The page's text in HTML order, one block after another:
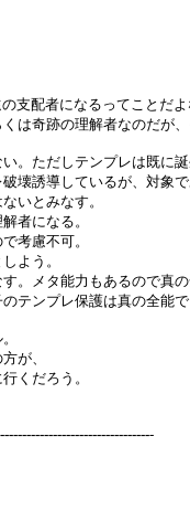
支配者になるってことだよ
は奇跡の理解者なのだが
。ただしテンプレは既に誕
壊誘導しているが、対象
いとみなす。
者になる。
考慮不可。
よう。
。メタ能力もあるので真の
テンプレ保護は真の全能で
が、
くだろう。
-